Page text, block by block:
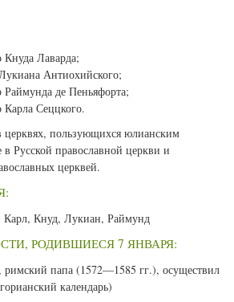
Лаварда;
Антиохийского;
де Пеньяфорта;
Сеццкого.
церквях, пользующихся юлианским
Русской православной церкви и
церквей.
Карл, Кнуд, Лукиан, Раймунд
РОДИВШИЕСЯ 7 ЯНВАРЯ:
, римский папа (1572—1585 гг.), осуществил
календарь)